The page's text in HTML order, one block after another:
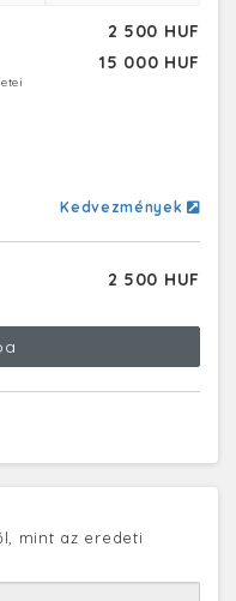
2 500 HUF
15 000 HUF
Kedvezmények
2 500 HUF
mint az eredeti